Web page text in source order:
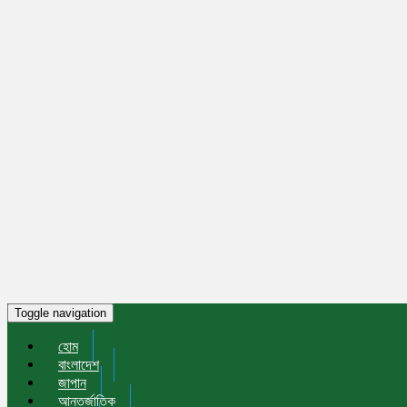
Toggle navigation
হোম
বাংলাদেশ
জাপান
আন্তর্জাতিক